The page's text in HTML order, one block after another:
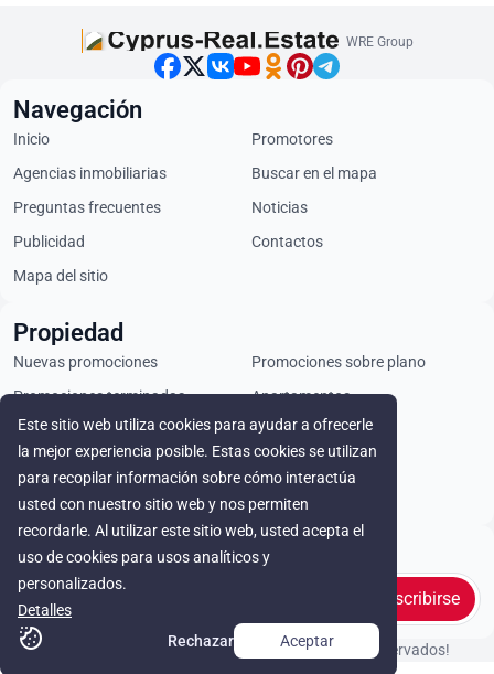
Este sitio web utiliza cookies para ayudar a ofrecerle
la mejor experiencia posible. Estas cookies se utilizan
para recopilar información sobre cómo interactúa
usted con nuestro sitio web y nos permiten
recordarle. Al utilizar este sitio web, usted acepta el
uso de cookies para usos analíticos y
personalizados.
Detalles
Rechazar
Aceptar
WRE Group
Stay in touch
Suscribirse
Navegación
Inicio
Promotores
Agencias inmobiliarias
Buscar en el mapa
Preguntas frecuentes
Noticias
Publicidad
Contactos
Mapa del sitio
Propiedad
Nuevas promociones
Promociones sobre plano
Promociones terminadas
Apartamentos
Áticos
Chalets
Locales comerciales
Alquiler
© Cyprus Realestate 2026. ¡Todos los derechos reservados!